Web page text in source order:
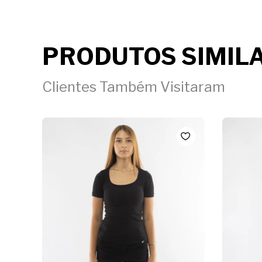
PRODUTOS
Clientes Também Visitaram